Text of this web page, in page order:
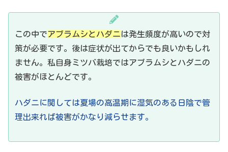
この中でアブラムシとハダニは発生頻度が高いので対
策が必要です。後は症状が出てからでも良いかもしれ
ません。私自身ミツバ栽培ではアブラムシとハダニの
被害がほとんどです。
ハダニに関しては夏場の高温期に湿気のある日陰で管
理出来れば被害がかなり減らせます。